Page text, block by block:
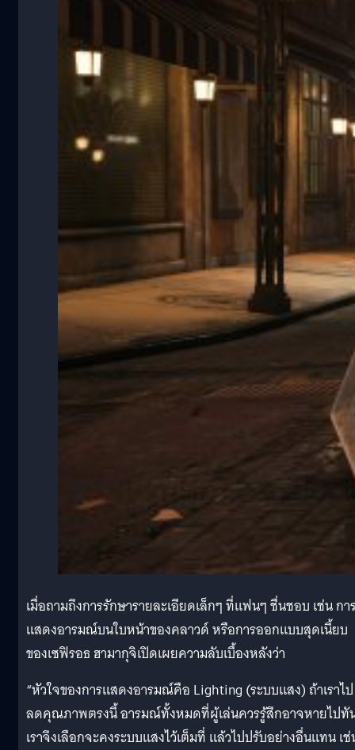
เมื่อถามถึงการรักษารายละเอียดเล็กๆ ที่แฟนๆ ชื่นชอบ เช่น กา
แสดงอารมณ์บนใบหน้าของคลาวด์ หรือการออกแบบสุดเนี้ยบ
ของเซฟิรอธ ฮามากุจิเปิดเผยความลับเบื้องหลังว่า
“หัวใจของการแสดงอารมณ์คือ Lighting (ระบบแสง) ถ้าเราไป
ลดคุณภาพตรงนี้ อารมณ์ทั้งหมดที่ผู้เล่นควรรู้สึกอาจหายไปทั
เราจึงเลือกจะคงระบบแสงไว้เต็มที่ แล้วไปปรับอย่างอื่นแทน เ